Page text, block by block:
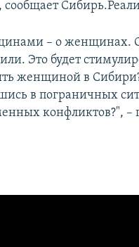
сообщает
– о женщинах.
Это будет
женщиной в
в пограничных
конфликтов?", –